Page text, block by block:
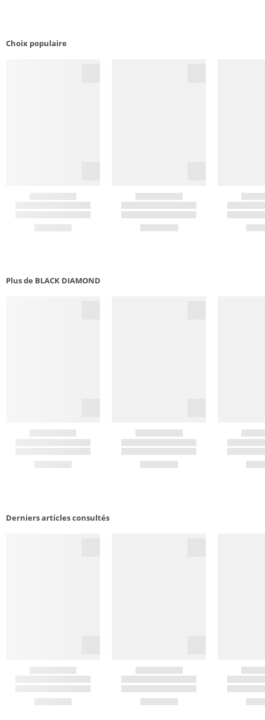
Choix populaire
Plus de BLACK DIAMOND
Derniers articles consultés